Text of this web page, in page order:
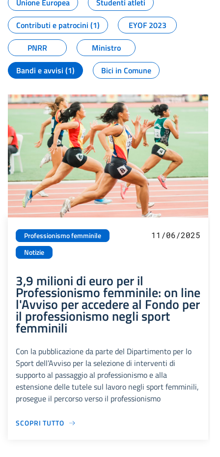
Unione Europea
Studenti atleti
Contributi e patrocini (1)
EYOF 2023
PNRR
Ministro
Bandi e avvisi (1)
Bici in Comune
Professionismo femminile
Notizie
11/06/2025
3,9 milioni di euro per il
Professionismo femminile: on line
l'Avviso per accedere al Fondo per
il professionismo negli sport
femminili
Con la pubblicazione da parte del Dipartimento per lo
Sport dell’Avviso per la selezione di interventi di
supporto al passaggio al professionismo e alla
estensione delle tutele sul lavoro negli sport femminili,
prosegue il percorso verso il professionismo
SCOPRI TUTTO